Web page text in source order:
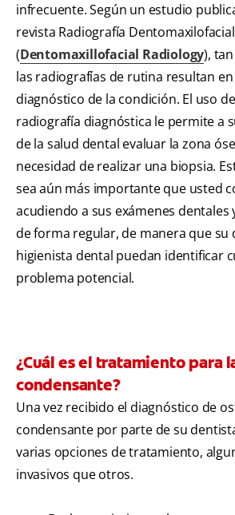
infrecuente. Según un estudio
revista Radiografía Dentomaxilofacial
(Dentomaxillofacial Radiology),
las radiografías de rutina resultan
diagnóstico de la condición. El uso
radiografía diagnóstica le permite a
de la salud dental evaluar la zona
necesidad de realizar una biopsia.
sea aún más importante que usted
acudiendo a sus exámenes dentales
de forma regular, de manera que su
higienista dental puedan identificar
problema potencial.
¿Cuál es el tratamiento para
condensante?
Una vez recibido el diagnóstico de
condensante por parte de su
varias opciones de tratamiento,
invasivos que otros.